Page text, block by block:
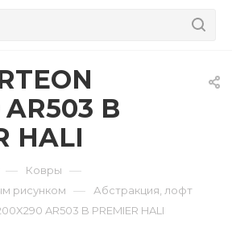
B
HALI
— Ковры —
рисунком — Абстракция, лофт
AR503 B PREMIER HALI